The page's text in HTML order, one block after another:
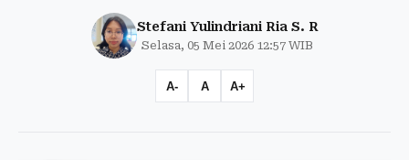
Stefani Yulindriani Ria S. R
Selasa, 05 Mei 2026 12:57 WIB
A- A A+